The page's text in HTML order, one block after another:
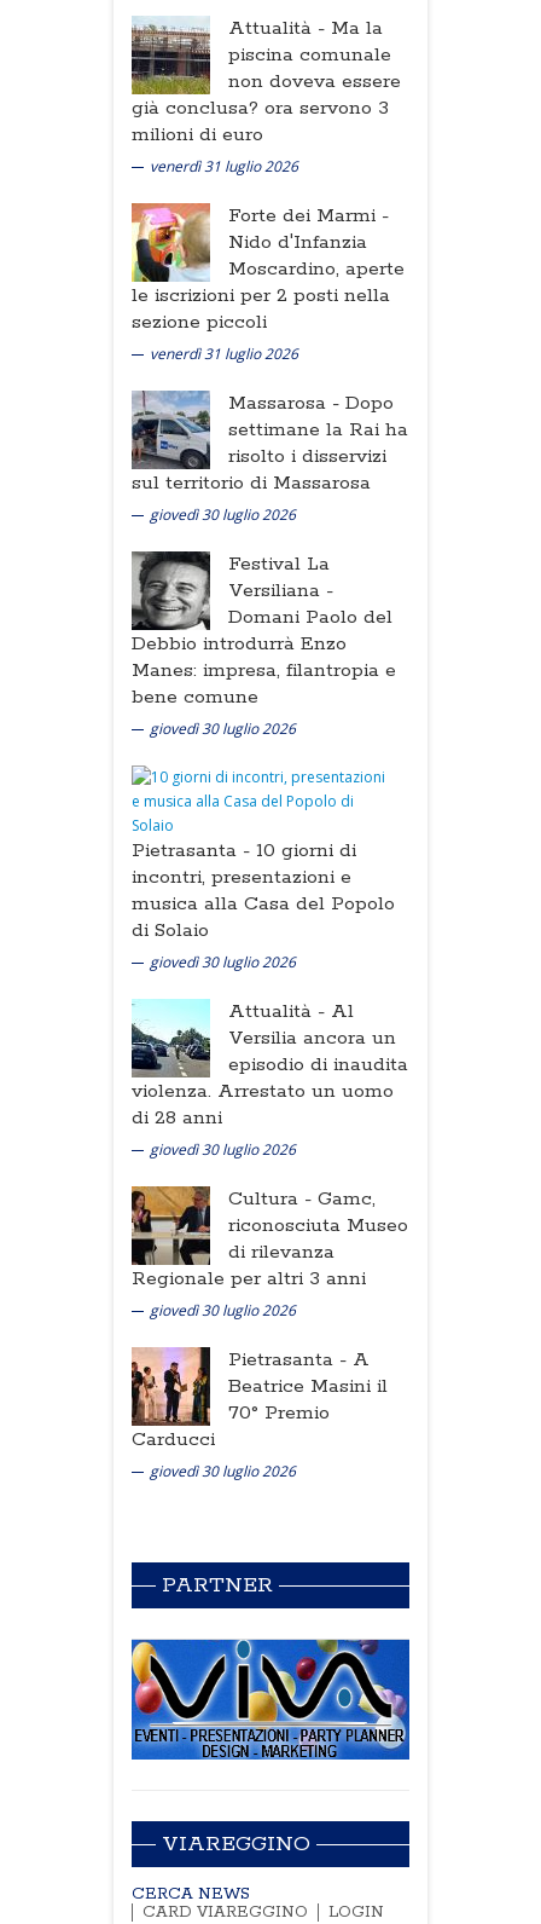
Attualità - Ma la
piscina comunale
non doveva essere
già conclusa? ora servono 3
milioni di euro
venerdì 31 luglio 2026
Forte dei Marmi -
Nido d'Infanzia
Moscardino, aperte
le iscrizioni per 2 posti nella
sezione piccoli
venerdì 31 luglio 2026
Massarosa - Dopo
settimane la Rai ha
risolto i disservizi
sul territorio di Massarosa
giovedì 30 luglio 2026
Festival La
Versiliana -
Domani Paolo del
Debbio introdurrà Enzo
Manes: impresa, filantropia e
bene comune
giovedì 30 luglio 2026
Pietrasanta - 10 giorni di
incontri, presentazioni e
musica alla Casa del Popolo
di Solaio
giovedì 30 luglio 2026
Attualità - Al
Versilia ancora un
episodio di inaudita
violenza. Arrestato un uomo
di 28 anni
giovedì 30 luglio 2026
Cultura - Gamc,
riconosciuta Museo
di rilevanza
Regionale per altri 3 anni
giovedì 30 luglio 2026
Pietrasanta - A
Beatrice Masini il
70° Premio
Carducci
giovedì 30 luglio 2026
PARTNER
VIAREGGINO
CERCA NEWS
CARD VIAREGGINO
LOGIN